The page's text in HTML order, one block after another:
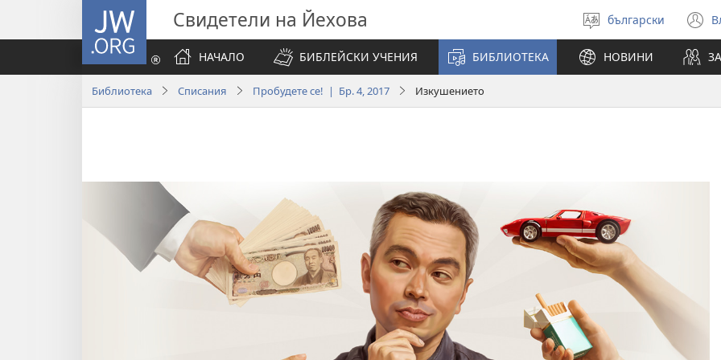
JW.ORG Свидетели на Йехова
Избери
език
български
НАЧАЛО
БИБЛЕЙСКИ УЧЕНИЯ БИБЛИОТЕКА НОВИНИ
Библиотека Списания Пробудете се! | Бр. 4, 2017 Изкушението